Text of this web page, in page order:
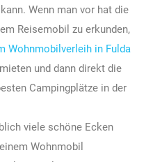
Wenn man vor hat die
Reisemobil zu erkunden,
Wohnmobilverleih in Fulda
und dann direkt die
Campingplätze in der
viele schöne Ecken
Wohnmobil